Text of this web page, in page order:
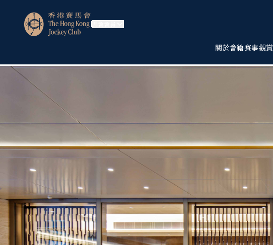
關於會籍賽事觀賞